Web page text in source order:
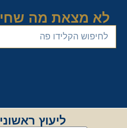
לא מצאת מה
ליעוץ